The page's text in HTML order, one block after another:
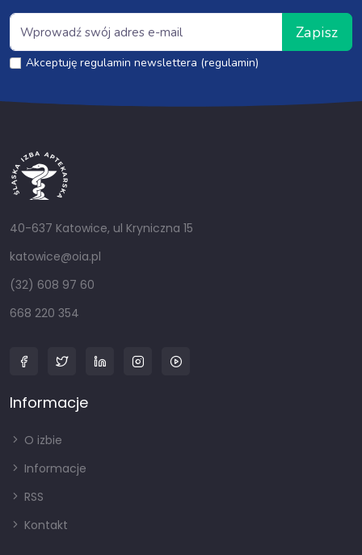
Zapisz
Akceptuję regulamin newslettera (regulamin)
40-637 Katowice, ul Kryniczna 15
katowice@oia.pl
(32) 608 97 60
668 220 354
Informacje
O izbie
Informacje
RSS
Kontakt